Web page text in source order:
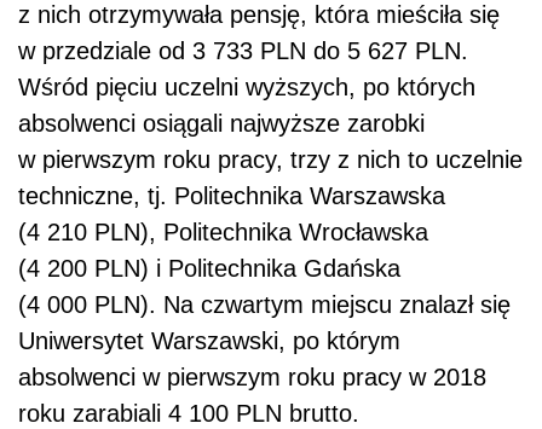
z nich otrzymywała pensję, która mieściła się
w przedziale od 3 733 PLN do 5 627 PLN.
Wśród pięciu uczelni wyższych, po których
absolwenci osiągali najwyższe zarobki
w pierwszym roku pracy, trzy z nich to uczelnie
techniczne, tj. Politechnika Warszawska
(4 210 PLN), Politechnika Wrocławska
(4 200 PLN) i Politechnika Gdańska
(4 000 PLN). Na czwartym miejscu znalazł się
Uniwersytet Warszawski, po którym
absolwenci w pierwszym roku pracy w 2018
roku zarabiali 4 100 PLN brutto.